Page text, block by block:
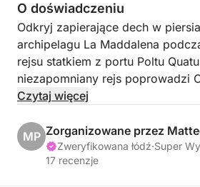
O doświadczeniu
Odkryj zapierające dech w
archipelagu La Maddalena
rejsu statkiem z portu Poltu
niezapomniany rejs poprowadzi
najpiękniejszych wysp i
W ciągu dnia zwiedzisz słynne
Maddalena, Spargi i Budelli,
czystych wód, ukrytych zatoczek
Czytaj więcej
MP Zorganizowane przez
Zweryfikowana łódź·Super
17 recenzje